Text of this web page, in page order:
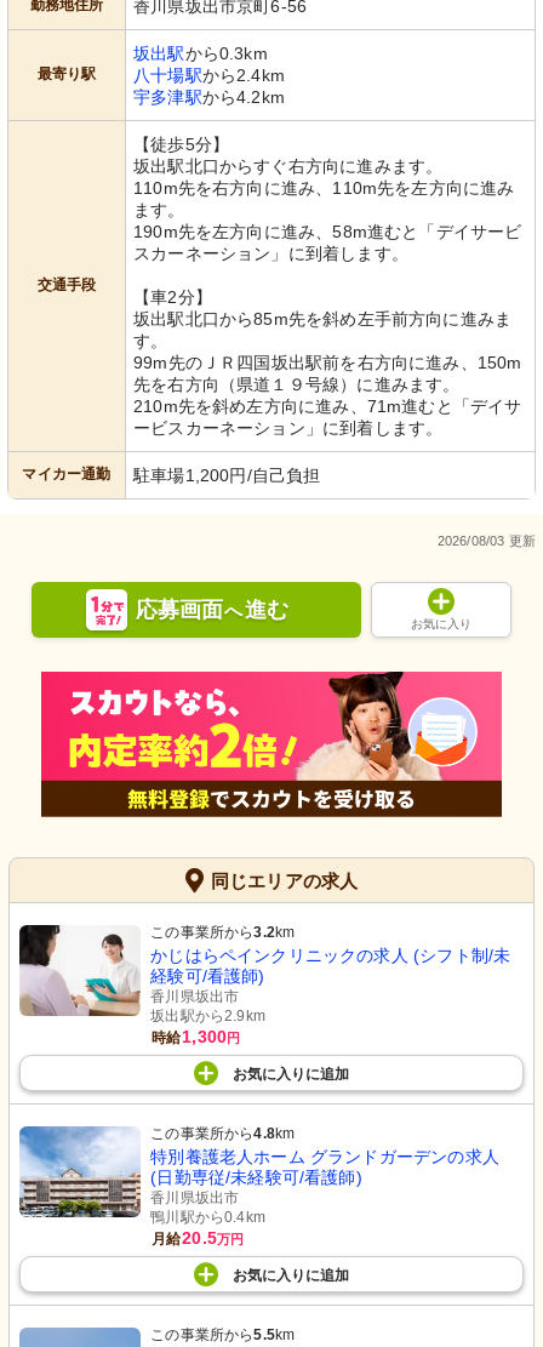
勤務地住所 香川県坂出市京町6-56
最寄り駅
坂出駅から0.3km
八十場駅から2.4km
宇多津駅から4.2km
交通手段
【徒歩5分】
坂出駅北口からすぐ右方向に進みます。
110m先を右方向に進み、110m先を左方向に進み
ます。
190m先を左方向に進み、58m進むと「デイサービ
スカーネーション」に到着します。
【車2分】
坂出駅北口から85m先を斜め左手前方向に進みま
す。
99m先のＪＲ四国坂出駅前を右方向に進み、150m
先を右方向（県道１９号線）に進みます。
210m先を斜め左方向に進み、71m進むと「デイサ
ービスカーネーション」に到着します。
マイカー通勤 駐車場1,200円/自己負担
2026/08/03 更新
応募画面へ進む
お気に入り
同じエリアの求人
この事業所から3.2km
かじはらペインクリニックの求人 (シフト制/未
経験可/看護師)
香川県坂出市
坂出駅から2.9km
時給1,300円
お気に入り に追加
この事業所から4.8km
特別養護老人ホーム グランドガーデンの求人
(日勤専従/未経験可/看護師)
香川県坂出市
鴨川駅から0.4km
月給20.5万円
お気に入り に追加
この事業所から5.5km